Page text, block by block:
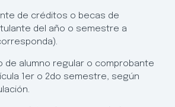
de créditos o becas de
del año o semestre a
alumno regular o comprobante
1er o 2do semestre, según